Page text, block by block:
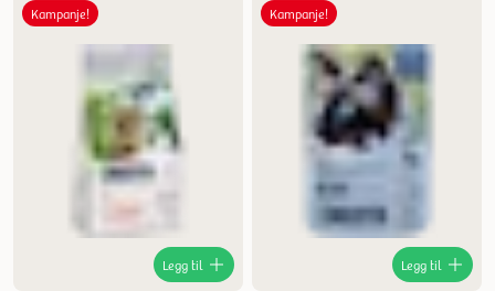
Kampanje!
Legg til
Kampanje!
Legg til